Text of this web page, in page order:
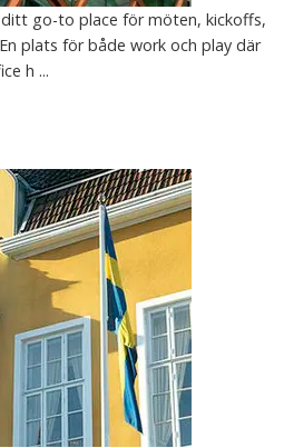
ditt go-to place för möten, kickoffs,
plats för både work och play där
h ...